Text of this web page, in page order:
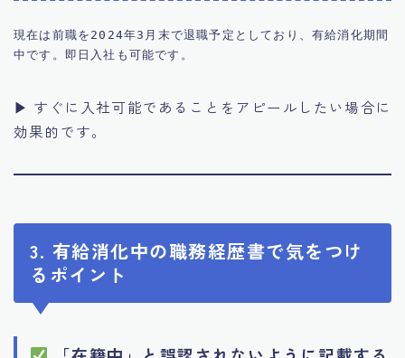
現在は前職を2024年3月末で退職予定としており、有給消化期間
▶ すぐに入社可能であることをアピールしたい場合に
効果的です。
3. 有給消化中の職務経歴書で気をつけ
るポイント